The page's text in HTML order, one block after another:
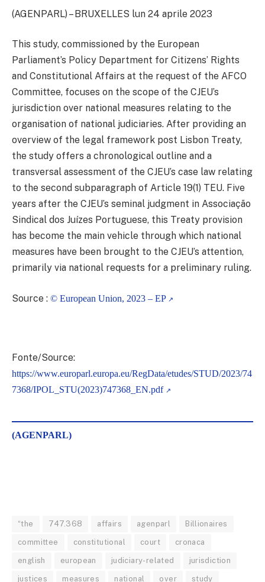
(AGENPARL) – BRUXELLES lun 24 aprile 2023
This study, commissioned by the European
Parliament’s Policy Department for Citizens’ Rights
and Constitutional Affairs at the request of the AFCO
Committee, focuses on the scope of the CJEU’s
jurisdiction over national measures relating to the
organisation of national judiciaries. After providing an
overview of the legal framework post Lisbon Treaty,
the study offers a chronological outline and a
transversal assessment of the CJEU’s case law relating
to the second subparagraph of Article 19(1) TEU. Five
years after the CJEU’s seminal judgment in Associação
Sindical dos Juízes Portuguese, this Treaty provision
has become the main vehicle through which national
measures have been brought to the CJEU’s attention,
primarily via national requests for a preliminary ruling.
Source : © European Union, 2023 – EP
Fonte/Source:
https://www.europarl.europa.eu/RegData/etudes/STUD/2023/74
7368/IPOL_STU(2023)747368_EN.pdf
(AGENPARL)
“the 747.368 affairs agenparl Billionaires
committee constitutional court cronaca
english european judiciary-related jurisdiction
justices measures national over study